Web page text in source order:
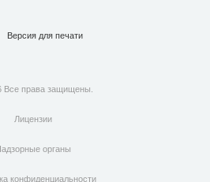
Версия для печати
Все права защищены.
Лицензии
органы
конфиденциальности